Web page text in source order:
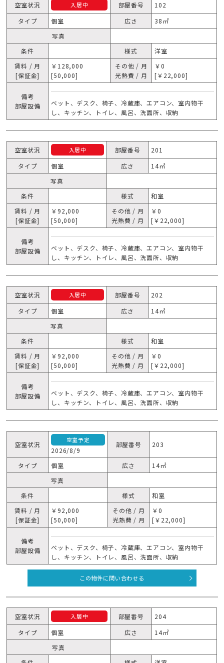
空室状況 入居中 部屋番号
102
タイプ
個室 広さ
38㎡
写真
条件
様式
洋室
賃料 / 月
[保証金]
￥128,000
[50,000]
その他 / 月
光熱費 / 月
￥0
[￥22,000]
備考
部屋設備
ベット、デスク、椅子、冷蔵庫、エアコン、室内物干
し、キッチン、トイレ、風呂、洗面所、収納
空室状況 入居中 部屋番号
201
タイプ
個室 広さ
14㎡
写真
条件
様式
和室
賃料 / 月
[保証金]
￥92,000
[50,000]
その他 / 月
光熱費 / 月
￥0
[￥22,000]
備考
部屋設備
ベット、デスク、椅子、冷蔵庫、エアコン、室内物干
し、キッチン、トイレ、風呂、洗面所、収納
空室状況 入居中 部屋番号
202
タイプ
個室 広さ
14㎡
写真
条件
様式
和室
賃料 / 月
[保証金]
￥92,000
[50,000]
その他 / 月
光熱費 / 月
￥0
[￥22,000]
備考
部屋設備
ベット、デスク、椅子、冷蔵庫、エアコン、室内物干
し、キッチン、トイレ、風呂、洗面所、収納
空室状況
空室予定
2026/8/9
部屋番号 203
タイプ 個室 広さ
14㎡
写真
条件
様式
和室
賃料 / 月
[保証金]
￥92,000
[50,000]
その他 / 月
光熱費 / 月
￥0
[￥22,000]
備考
部屋設備
ベット、デスク、椅子、冷蔵庫、エアコン、室内物干
し、キッチン、トイレ、風呂、洗面所、収納
この物件に問い合わせる
空室状況 入居中 部屋番号
204
タイプ
個室 広さ
14㎡
写真